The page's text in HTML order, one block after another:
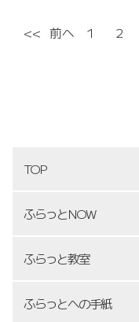
<< 前へ 1 2
TOP
ふらっとNOW
ふらっと教室
ふらっとへの手紙